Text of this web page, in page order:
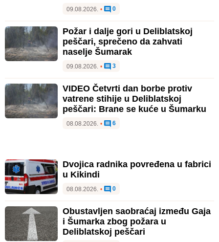
09.08.2026. • 0
Požar i dalje gori u Deliblatskoj
peščari, sprečeno da zahvati
naselje Šumarak
09.08.2026. • 3
VIDEO Četvrti dan borbe protiv
vatrene stihije u Deliblatskoj
peščari: Brane se kuće u Šumarku
08.08.2026. • 6
Dvojica radnika povređena u fabrici
u Kikindi
08.08.2026. • 0
Obustavljen saobraćaj između Gaja
i Šumarka zbog požara u
Deliblatskoj peščari